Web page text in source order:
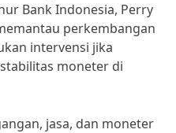
Bank Indonesia, Perry
perkembangan
intervensi jika
moneter di
jasa, dan moneter